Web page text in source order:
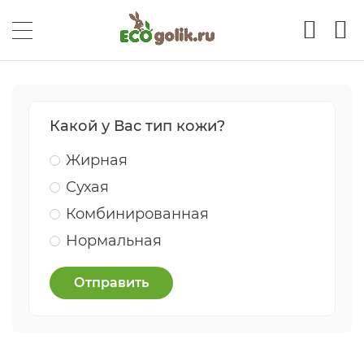
Какой у Вас тип кожи?
Жирная
Сухая
Комбинированная
Нормальная
Отправить